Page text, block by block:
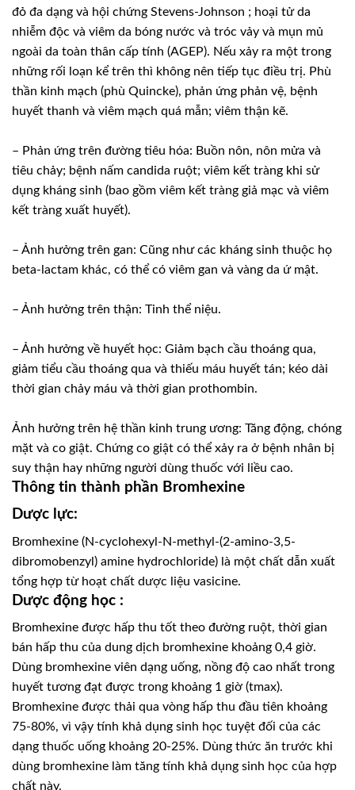
đỏ đa dạng và hội chứng Stevens-Johnson ; hoại tử da
nhiễm độc và viêm da bóng nước và tróc vảy và mụn mủ
ngoài da toàn thân cấp tính (AGEP). Nếu xảy ra một trong
những rối loạn kể trên thì không nên tiếp tục điều trị. Phù
thần kinh mạch (phù Quincke), phản ứng phản vệ, bệnh
huyết thanh và viêm mạch quá mẫn; viêm thận kẽ.
– Phản ứng trên đường tiêu hóa: Buồn nôn, nôn mửa và
tiêu chảy; bệnh nấm candida ruột; viêm kết tràng khi sử
dụng kháng sinh (bao gồm viêm kết tràng giả mạc và viêm
kết tràng xuất huyết).
– Ảnh hưởng trên gan: Cũng như các kháng sinh thuộc họ
beta-lactam khác, có thể có viêm gan và vàng da ứ mật.
– Ảnh hưởng trên thận: Tinh thể niệu.
– Ảnh hưởng về huyết học: Giảm bạch cầu thoáng qua,
giảm tiểu cầu thoáng qua và thiếu máu huyết tán; kéo dài
thời gian chảy máu và thời gian prothombin.
Ảnh hưởng trên hệ thần kinh trung ương: Tăng động, chóng
mặt và co giật. Chứng co giật có thể xảy ra ở bệnh nhân bị
suy thận hay những người dùng thuốc với liều cao.
Thông tin thành phần Bromhexine
Dược lực:
Bromhexine (N-cyclohexyl-N-methyl-(2-amino-3,5-
dibromobenzyl) amine hydrochloride) là một chất dẫn xuất
tổng hợp từ hoạt chất dược liệu vasicine.
Dược động học :
Bromhexine được hấp thu tốt theo đường ruột, thời gian
bán hấp thu của dung dịch bromhexine khoảng 0,4 giờ.
Dùng bromhexine viên dạng uống, nồng độ cao nhất trong
huyết tương đạt được trong khoảng 1 giờ (tmax).
Bromhexine được thải qua vòng hấp thu đầu tiên khoảng
75-80%, vì vậy tính khả dụng sinh học tuyệt đối của các
dạng thuốc uống khoảng 20-25%. Dùng thức ăn trước khi
dùng bromhexine làm tăng tính khả dụng sinh học của hợp
chất này.